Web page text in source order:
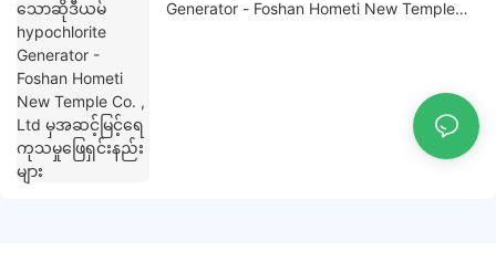
Generator - Foshan Hometi New Temple